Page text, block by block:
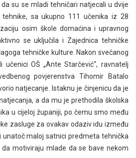
su se mladi tehničari natjecali u dvije
sa ukupno 111 učenika iz 28
osim škole domaćina i upravnog
se uključila i Zajednica tehničke
tehničke kulture. Nakon svečanog
OŠ „Ante Starčević“, ravnatelj
povjerenstva Tihomir Batalo
natjecanje. Istaknu je činjenicu da je
a da mu je prethodila školska
u cijeloj županiji, po čemu smo među
zasluge za ovakav odaziv idu između
maloj satnici predmeta tehnička
motiviraju mlade da se bave nekom